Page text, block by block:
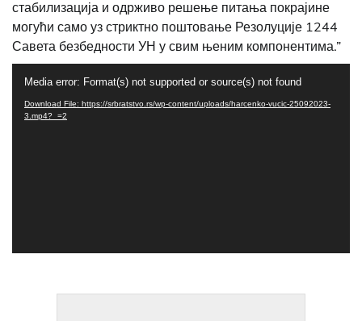
стабилизација и одрживо решење питања покрајине
могући само уз стриктно поштовање Резолуције 1244
Савета безбедности УН у свим њеним компонентима.”
Media error: Format(s) not supported or source(s) not found
Download File: https://srbratstvo.rs/wp-content/uploads/harcenko-vucic-25092023-
3.mp4?_=2